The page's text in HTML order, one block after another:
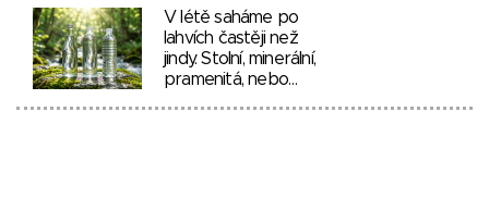
V létě saháme po
lahvích častěji než
jindy. Stolní, minerální,
pramenitá, nebo…